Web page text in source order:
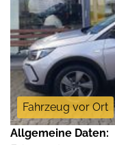
Fahrzeug vor Ort
Allgemeine Daten: